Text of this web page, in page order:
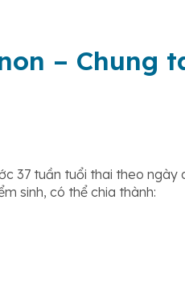
– Chung
37 tuần tuổi thai theo ngày
sinh, có thể chia thành: